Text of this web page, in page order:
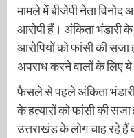
मामले में बीजेपी नेता
आरोपी हैं। अंकिता भंडारी
आरोपियों को फांसी की सजा
अपराध करने वालों के लिए
फैसले से पहले अंकिता भंडारी
के हत्यारों को फांसी की
उत्तराखंड के लोग चाह रहे हैं